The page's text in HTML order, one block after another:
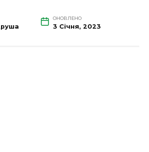
ОНОВЛЕНО
3 Січня, 2023